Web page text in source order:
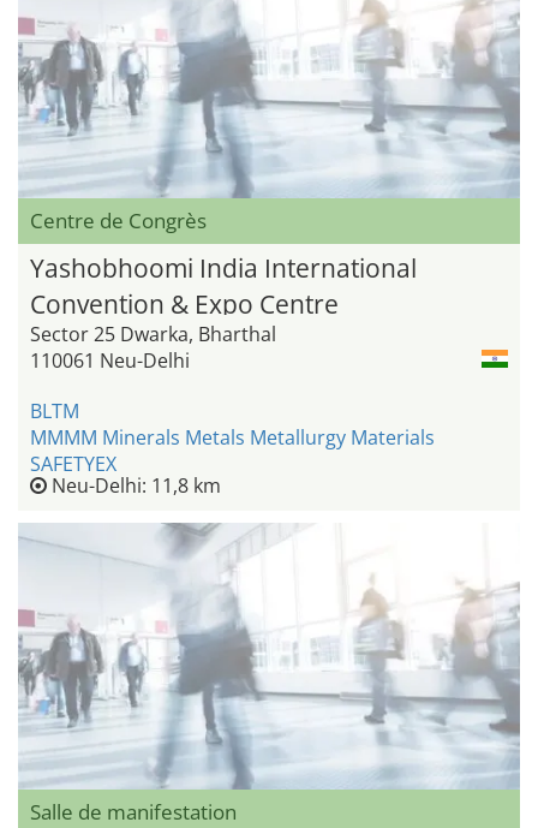
Centre de Congrès
Yashobhoomi India International
Convention & Expo Centre
Sector 25 Dwarka, Bharthal
110061 Neu-Delhi
BLTM
MMMM Minerals Metals Metallurgy Materials
SAFETYEX
Neu-Delhi: 11,8 km
Salle de manifestation